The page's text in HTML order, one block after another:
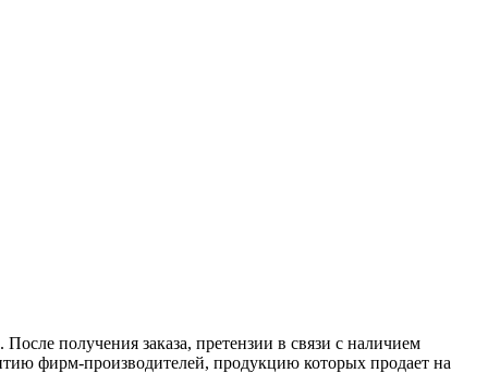
получения заказа, претензии в связи с наличием
фирм-производителей, продукцию которых продает на